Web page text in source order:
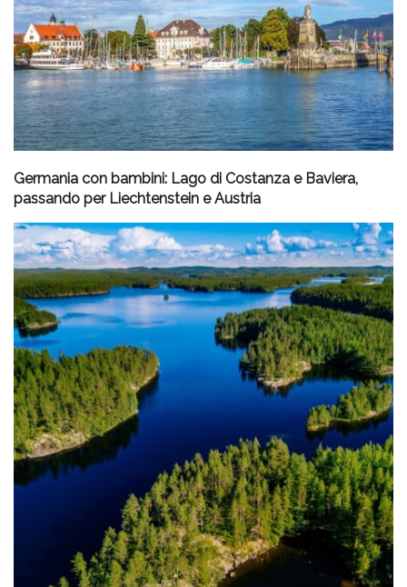
Germania con bambini: Lago di Costanza e Baviera,
passando per Liechtenstein e Austria